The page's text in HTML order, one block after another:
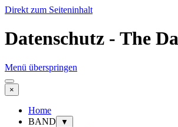
Direkt zum Seiteninhalt
Datenschutz - The
Menü überspringen
×
Home
BAND
▼